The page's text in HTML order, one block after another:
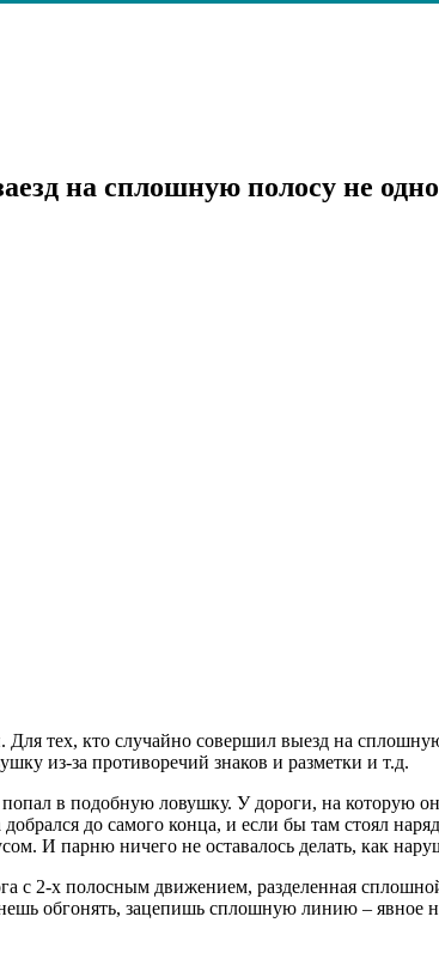
на сплошную полосу не
тех, кто случайно совершил выезд на
из-за противоречий знаков и разметки и т.д.
попал в подобную ловушку. У дороги, на которую
до самого конца, и если бы там стоял
И парню ничего не оставалось делать, как
с 2-х полосным движением, разделенная
обгонять, зацепишь сплошную линию –